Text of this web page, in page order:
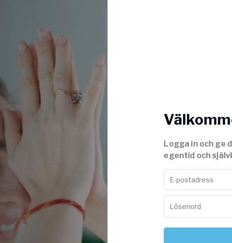
Logga in och ge
egentid och